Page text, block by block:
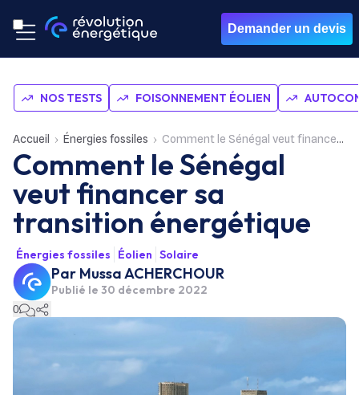
Demander un devis
NOS TESTS FOISONNEMENT ÉOLIEN
Accueil Énergies fossiles Comment le Sénégal veut financer sa transition énergétique
Comment le Sénégal
veut financer sa
transition énergétique
Énergies fossiles Éolien Solaire
Par Mussa ACHERCHOUR
Publié le 30 décembre 2022
0